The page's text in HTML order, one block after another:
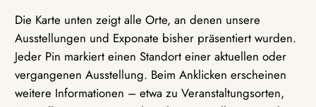
Die Karte unten zeigt alle Orte, an denen unsere
Ausstellungen und Exponate bisher präsentiert wurden.
Jeder Pin markiert einen Standort einer aktuellen oder
vergangenen Ausstellung. Beim Anklicken erscheinen
weitere Informationen – etwa zu Veranstaltungsorten,